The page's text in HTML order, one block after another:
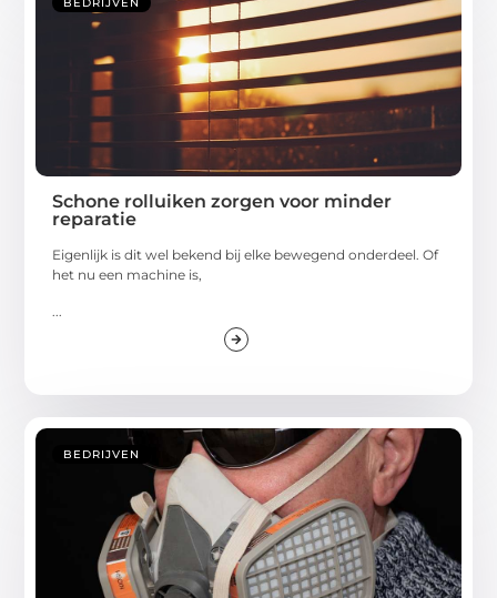
BEDRIJVEN
Schone rolluiken zorgen voor minder
reparatie
Eigenlijk is dit wel bekend bij elke bewegend onderdeel. Of
het nu een machine is,
BEDRIJVEN